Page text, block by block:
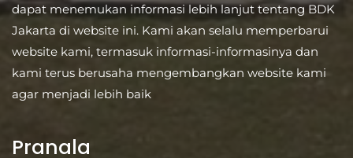
dapat menemukan informasi lebih lanjut tentang BDK
Jakarta di website ini. Kami akan selalu memperbarui
website kami, termasuk informasi-informasinya dan
kami terus berusaha mengembangkan website kami
agar menjadi lebih baik
Pranala